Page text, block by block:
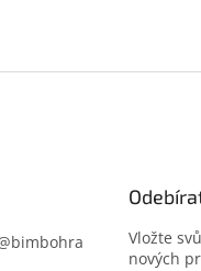
bimbohra
Vložte
nových